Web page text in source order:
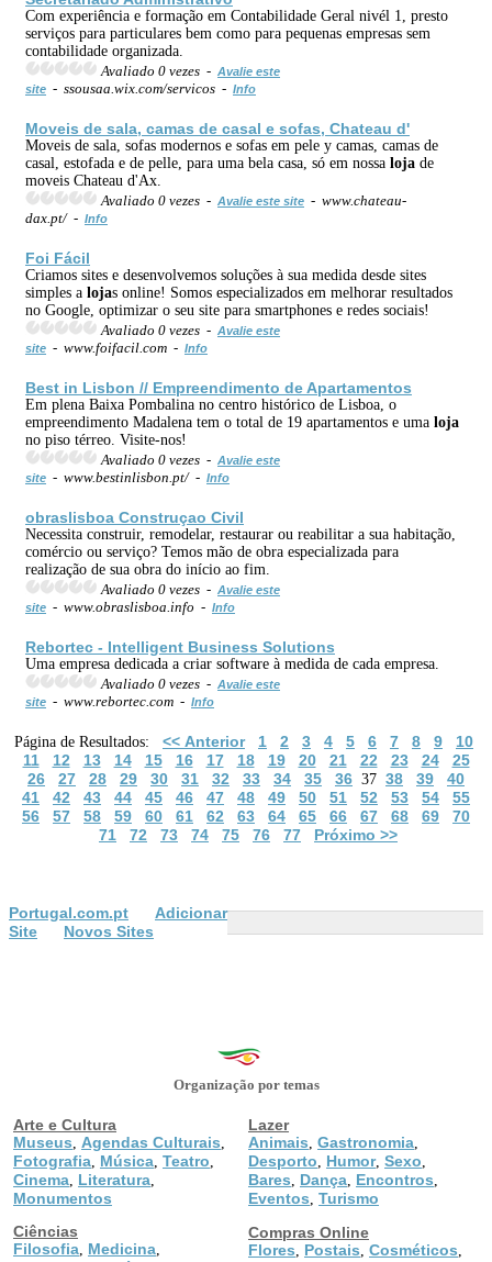
Com experiência e formação em Contabilidade Geral nivél 1, presto
serviços para particulares bem como para pequenas empresas sem
contabilidade organizada.
Avaliado 0 vezes - Avalie este
site - ssousaa.wix.com/servicos - Info
Moveis de sala, camas de casal e sofas, Chateau d'
Moveis de sala, sofas modernos e sofas em pele y camas, camas de
casal, estofada e de pelle, para uma bela casa, só em nossa loja de
moveis Chateau d'Ax.
Avaliado 0 vezes - Avalie este site - www.chateau-
dax.pt/ - Info
Foi Fácil
Criamos sites e desenvolvemos soluções à sua medida desde sites
simples a lojas online! Somos especializados em melhorar resultados
no Google, optimizar o seu site para smartphones e redes sociais!
Avaliado 0 vezes - Avalie este
site - www.foifacil.com - Info
Best in Lisbon // Empreendimento de Apartamentos
Em plena Baixa Pombalina no centro histórico de Lisboa, o
empreendimento Madalena tem o total de 19 apartamentos e uma loja
no piso térreo. Visite-nos!
Avaliado 0 vezes - Avalie este
site - www.bestinlisbon.pt/ - Info
obraslisboa Construçao Civil
Necessita construir, remodelar, restaurar ou reabilitar a sua habitação,
comércio ou serviço? Temos mão de obra especializada para
realização de sua obra do início ao fim.
Avaliado 0 vezes - Avalie este
site - www.obraslisboa.info - Info
Rebortec - Intelligent Business Solutions
Uma empresa dedicada a criar software à medida de cada empresa.
Avaliado 0 vezes - Avalie este
site - www.rebortec.com - Info
Página de Resultados: << Anterior 1 2 3 4 5 6 7 8 9
10
11
12 13 14 15 16 17 18 19 20 21 22 23 24
25
26
27 28 29 30 31 32 33 34 35 36 37 38 39
40
41
42 43 44 45 46 47 48 49 50 51 52 53 54
55
56
57 58 59 60 61 62 63 64 65 66 67 68 69
70
71
72 73 74 75 76 77 Próximo >>
Portugal.com.pt
Adicionar
Site
Novos Sites
Organização por temas
Arte e Cultura
Museus
Agendas Culturais
Fotografia Música Teatro
Cinema Literatura
Monumentos
Ciências
Filosofia Medicina
Lazer
Animais Gastronomia
Desporto Humor, Sexo
Bares Dança Encontros
Eventos Turismo
Compras Online
Flores
Postais Cosméticos